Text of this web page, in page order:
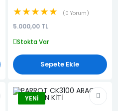
★★★★★ 0 Yorum
5.000,00 TL
Stokta Var
Sepete Ekle
YENI